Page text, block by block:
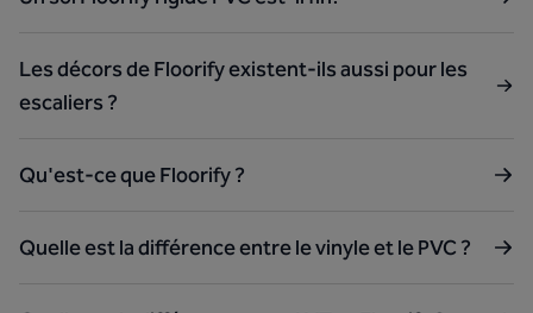
Les décors de Floorify existent-ils aussi pour les
escaliers ?
Qu'est-ce que Floorify ?
Quelle est la différence entre le vinyle et le PVC ?